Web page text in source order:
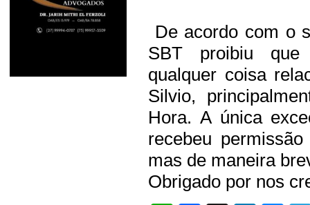
De acordo com o
SBT proibiu que
qualquer coisa
Silvio,
Hora. A única
recebeu
mas de maneira
Obrigado por nos